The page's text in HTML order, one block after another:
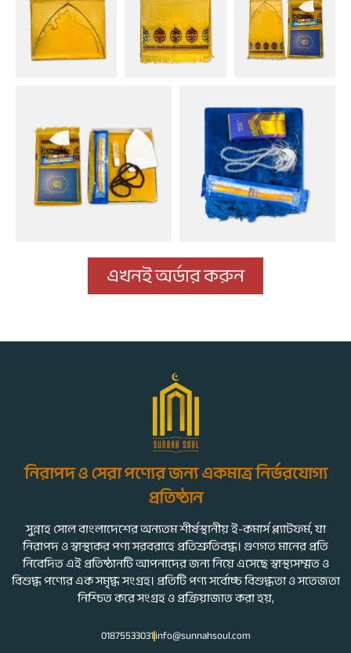
এখনই অর্ডার করুন
নিরাপদ ও সেরা পণ্যের জন্য একমাত্র নির্ভরযোগ্য
প্রতিষ্ঠান
সুন্নাহ সোল বাংলাদেশের অন্যতম শীর্ষস্থানীয় ই-কমার্স প্ল্যাটফর্ম, যা
নিরাপদ ও স্বাস্থ্যকর পণ্য সরবরাহে প্রতিশ্রুতিবদ্ধ। গুণগত মানের প্রতি
নিবেদিত এই প্রতিষ্ঠানটি আপনাদের জন্য নিয়ে এসেছে স্বাস্থ্যসম্মত ও
বিশুদ্ধ পণ্যের এক সমৃদ্ধ সংগ্রহ। প্রতিটি পণ্য সর্বোচ্চ বিশুদ্ধতা ও সতেজতা
নিশ্চিত করে সংগ্রহ ও প্রক্রিয়াজাত করা হয়,
01875533031info@sunnahsoul.com